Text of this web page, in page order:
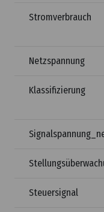
Stromverbrauch
Netzspannung
Klassifizierung
Steuersignal